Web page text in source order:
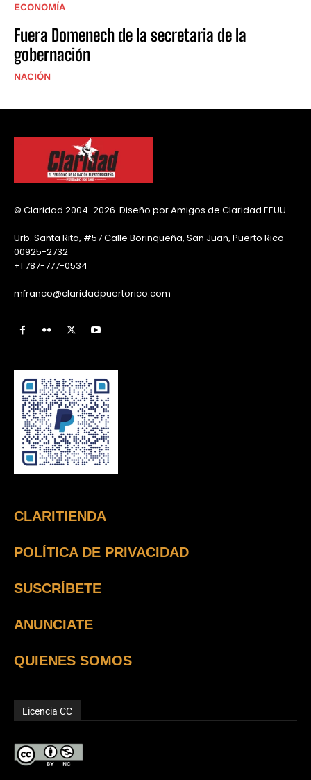
ECONOMÍA
Fuera Domenech de la secretaria de la
gobernación
NACIÓN
© Claridad 2004-2026. Diseño por Amigos de Claridad EEUU.
Urb. Santa Rita, #57 Calle Borinqueña, San Juan, Puerto Rico
00925-2732
+1 787-777-0534
mfranco@claridadpuertorico.com
CLARITIENDA
POLÍTICA DE PRIVACIDAD
SUSCRÍBETE
ANUNCIATE
QUIENES SOMOS
Licencia CC